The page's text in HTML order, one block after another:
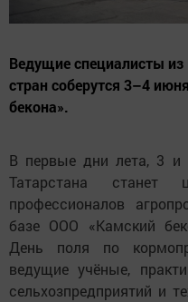
Ведущие специалисты
стран соберутся 3–4
бекона».
В первые дни лета, 3 и
Татарстана станет
профессионалов
базе ООО «Камский
День поля по
ведущие учёные,
сельхозпредприятий и